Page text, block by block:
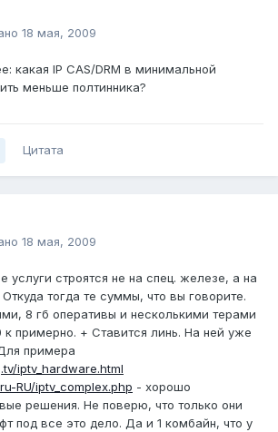
18 мая, 2009
какая IP CAS/DRM в минимальной
меньше полтинника?
Цитата
18 мая, 2009
услуги строятся не на спец. железе, а на
тогда те суммы, что вы говорите.
8 гб оперативы и несколькими терами
к примерно. + Ставится линь. На ней уже
примера
iptv_hardware.html
RU/iptv_complex.php - хорошо
решения. Не поверю, что только они
под все это дело. Да и 1 комбайн, что у